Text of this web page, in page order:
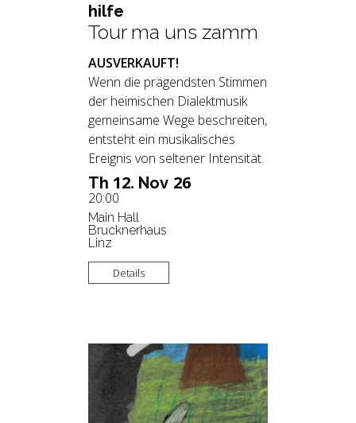
Th 12. Nov 26
20:00
Main Hall
Brucknerhaus
Linz
hil­fe
Tour ma uns zamm
AUSVERKAUFT!
Wenn die prägendsten Stimmen
der heimischen Dialektmusik
gemeinsame Wege beschreiten,
entsteht ein musikalisches
Ereignis von seltener Intensität.
Details